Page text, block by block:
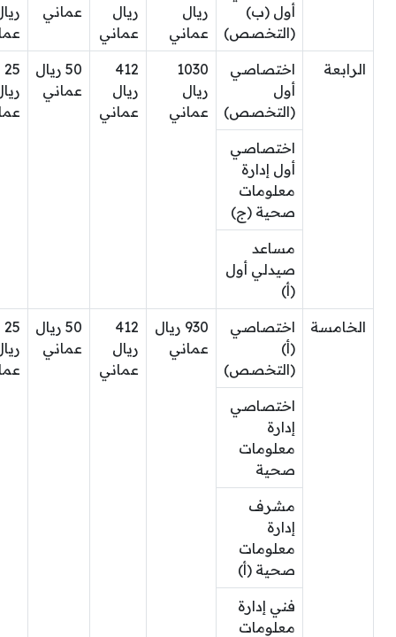
أول (ب)
(التخصص)
ريال
عماني
ريال
عماني
عماني
الرابعة
اختصاصي
أول
(التخصص)
1030
ريال
عماني
412
ريال
عماني
50 ريال
عماني
25
اختصاصي
أول إدارة
معلومات
صحية (ج)
مساعد
صيدلي أول
(أ)
الخامسة
اختصاصي
(أ)
(التخصص)
930 ريال
عماني
412
ريال
عماني
50 ريال
عماني
25
اختصاصي
إدارة
معلومات
صحية
مشرف
إدارة
معلومات
صحية (أ)
فني إدارة
معلومات